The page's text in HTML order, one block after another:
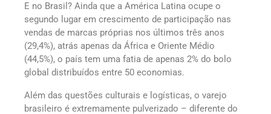
E no Brasil? Ainda que a América Latina ocupe o
segundo lugar em crescimento de participação nas
vendas de marcas próprias nos últimos três anos
(29,4%), atrás apenas da África e Oriente Médio
(44,5%), o país tem uma fatia de apenas 2% do bolo
global distribuídos entre 50 economias.
Além das questões culturais e logísticas, o varejo
brasileiro é extremamente pulverizado – diferente do